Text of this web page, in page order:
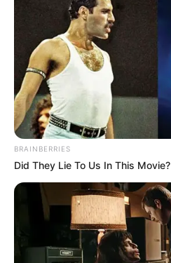
BRAINBERRIES
Did They Lie To Us In This Movie?